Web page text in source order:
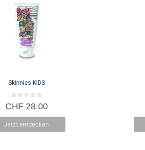
Skinnies KIDS
0
v
5
CHF28.00
Jetzt entdecken